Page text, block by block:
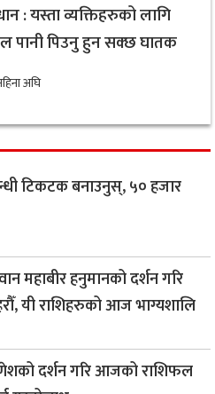
: यस्ता व्यक्तिहरुको लागि
पानी पिउनु हुन सक्छ घातक
अघि
टिकटक बनाउनुस्, ५० हजार
महाबीर हनुमानको दर्शन गरि
यी राशिहरुको आज भाग्यशालि
दर्शन गरि आजको राशिफल